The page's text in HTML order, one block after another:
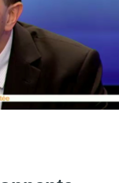
Khannouss: “À